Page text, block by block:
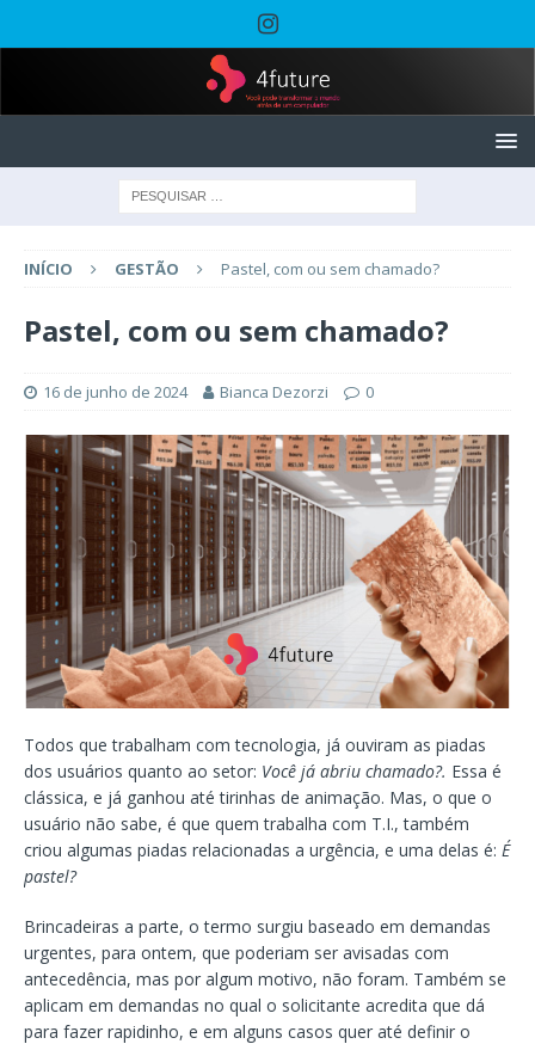
INÍCIO GESTÃO Pastel, com ou sem chamado?
Pastel, com ou sem chamado?
16 de junho de 2024 Bianca Dezorzi 0
Todos que trabalham com tecnologia, já ouviram as piadas
dos usuários quanto ao setor: Você já abriu chamado?. Essa é
clássica, e já ganhou até tirinhas de animação. Mas, o que o
usuário não sabe, é que quem trabalha com T.I., também
criou algumas piadas relacionadas a urgência, e uma delas é: É
pastel?
Brincadeiras a parte, o termo surgiu baseado em demandas
urgentes, para ontem, que poderiam ser avisadas com
antecedência, mas por algum motivo, não foram. Também se
aplicam em demandas no qual o solicitante acredita que dá
para fazer rapidinho, e em alguns casos quer até definir o